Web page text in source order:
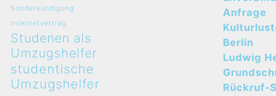
Sonderkündigung
Internetvertrag
Studenen als
Umzugshelfer
studentische
Umzugshelfer
Anfrage
Berlin
Ludwig
Rückruf-